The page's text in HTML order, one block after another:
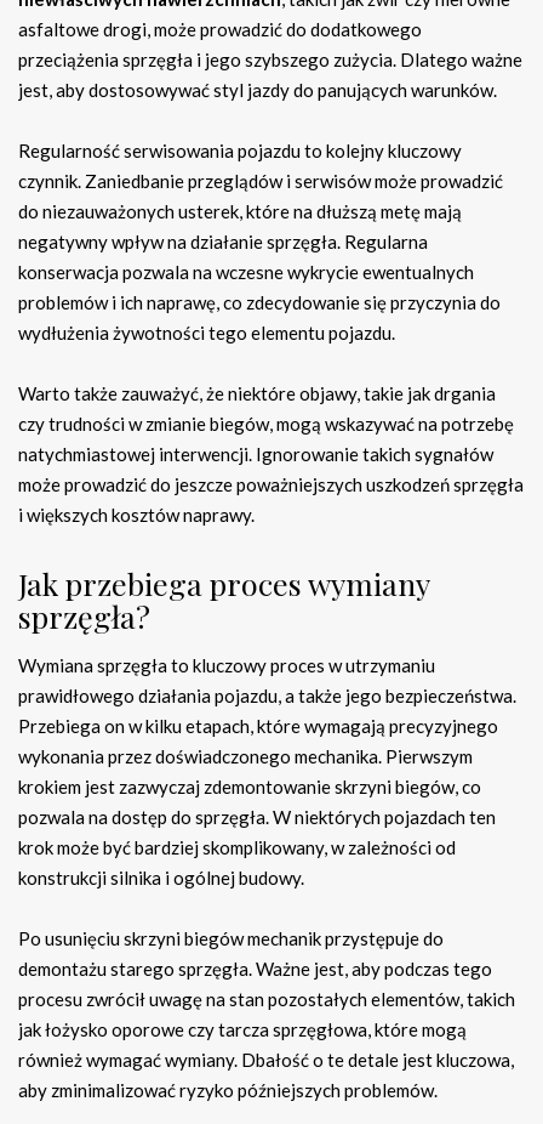
asfaltowe drogi, może prowadzić do dodatkowego
przeciążenia sprzęgła i jego szybszego zużycia. Dlatego ważne
jest, aby dostosowywać styl jazdy do panujących warunków.
Regularność serwisowania pojazdu to kolejny kluczowy
czynnik. Zaniedbanie przeglądów i serwisów może prowadzić
do niezauważonych usterek, które na dłuższą metę mają
negatywny wpływ na działanie sprzęgła. Regularna
konserwacja pozwala na wczesne wykrycie ewentualnych
problemów i ich naprawę, co zdecydowanie się przyczynia do
wydłużenia żywotności tego elementu pojazdu.
Warto także zauważyć, że niektóre objawy, takie jak drgania
czy trudności w zmianie biegów, mogą wskazywać na potrzebę
natychmiastowej interwencji. Ignorowanie takich sygnałów
może prowadzić do jeszcze poważniejszych uszkodzeń sprzęgła
i większych kosztów naprawy.
Jak przebiega proces wymiany
sprzęgła?
Wymiana sprzęgła to kluczowy proces w utrzymaniu
prawidłowego działania pojazdu, a także jego bezpieczeństwa.
Przebiega on w kilku etapach, które wymagają precyzyjnego
wykonania przez doświadczonego mechanika. Pierwszym
krokiem jest zazwyczaj zdemontowanie skrzyni biegów, co
pozwala na dostęp do sprzęgła. W niektórych pojazdach ten
krok może być bardziej skomplikowany, w zależności od
konstrukcji silnika i ogólnej budowy.
Po usunięciu skrzyni biegów mechanik przystępuje do
demontażu starego sprzęgła. Ważne jest, aby podczas tego
procesu zwrócił uwagę na stan pozostałych elementów, takich
jak łożysko oporowe czy tarcza sprzęgłowa, które mogą
również wymagać wymiany. Dbałość o te detale jest kluczowa,
aby zminimalizować ryzyko późniejszych problemów.